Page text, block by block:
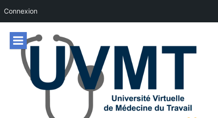
Connexion
contenu